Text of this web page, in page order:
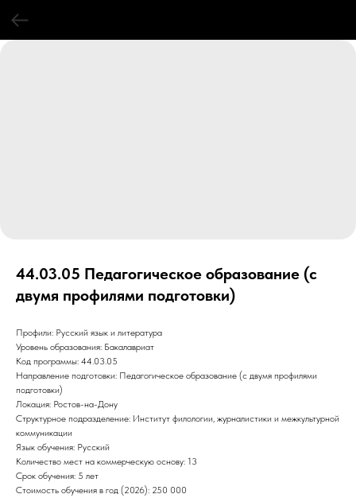
44.03.05 Педагогическое образование (с
двумя профилями подготовки)
Профили: Русский язык и литература
Уровень образования: Бакалавриат
Код программы: 44.03.05
Направление подготовки: Педагогическое образование (с двумя профилями
подготовки)
Локация: Ростов-на-Дону
Структурное подразделение: Институт филологии, журналистики и межкультурной
коммуникации
Язык обучения: Русский
Количество мест на коммерческую основу: 13
Срок обучения: 5 лет
Стоимость обучения в год (2026): 250 000